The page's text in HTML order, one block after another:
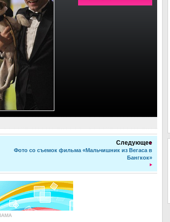
Следующее
Фото со съемок фильма «Мальчишник из Вегаса в
Бангкок»